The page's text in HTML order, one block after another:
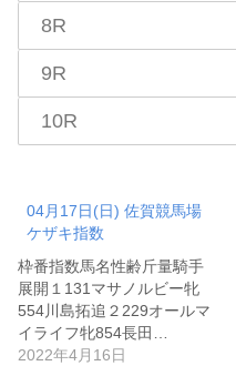
8R
9R
10R
04月17日(日) 佐賀競馬場
ケザキ指数
枠番指数馬名性齢斤量騎手
展開１131マサノルビー牝
554川島拓追２229オールマ
イライフ牝854長田…
2022年4月16日